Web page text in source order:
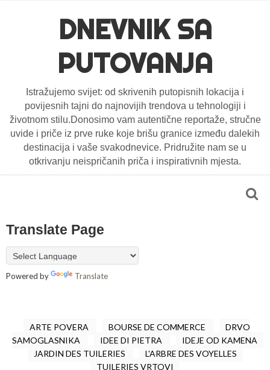
DNEVNIK SA
PUTOVANJA
Istražujemo svijet: od skrivenih putopisnih lokacija i
povijesnih tajni do najnovijih trendova u tehnologiji i
životnom stilu.Donosimo vam autentične reportaže, stručne
uvide i priče iz prve ruke koje brišu granice između dalekih
destinacija i vaše svakodnevice. Pridružite nam se u
otkrivanju neispričanih priča i inspirativnih mjesta.
Translate Page
Powered by Translate
ARTE POVERA BOURSE DE COMMERCE
DRVO
SAMOGLASNIKA
IDEE DI PIETRA
IDEJE OD KAMENA
JARDIN DES TUILERIES
L'ARBRE DES VOYELLES
TUILERIES VRTOVI